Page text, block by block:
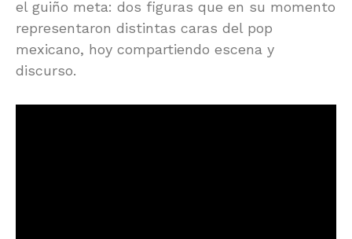
el guiño meta: dos figuras que en su momento
representaron distintas caras del pop
mexicano, hoy compartiendo escena y
discurso.